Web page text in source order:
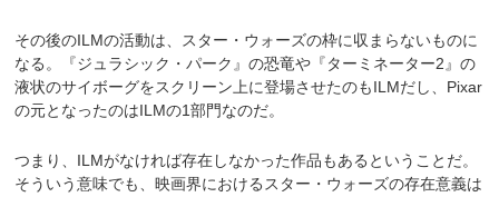
その後のILMの活動は、スター・ウォーズの枠に収まらないものに
なる。『ジュラシック・パーク』の恐竜や『ターミネーター2』の
液状のサイボーグをスクリーン上に登場させたのもILMだし、Pixar
の元となったのはILMの1部門なのだ。
つまり、ILMがなければ存在しなかった作品もあるということだ。
そういう意味でも、映画界におけるスター・ウォーズの存在意義は